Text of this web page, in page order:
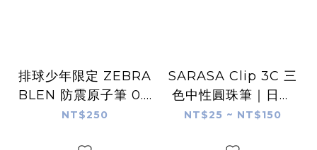
排球少年限定 ZEBRA
BLEN 防震原子筆 0.5
黑色
NT$250
SARASA Clip 3C 三
色中性圓珠筆｜日本
ZEBRA
NT$25 ~ NT$150